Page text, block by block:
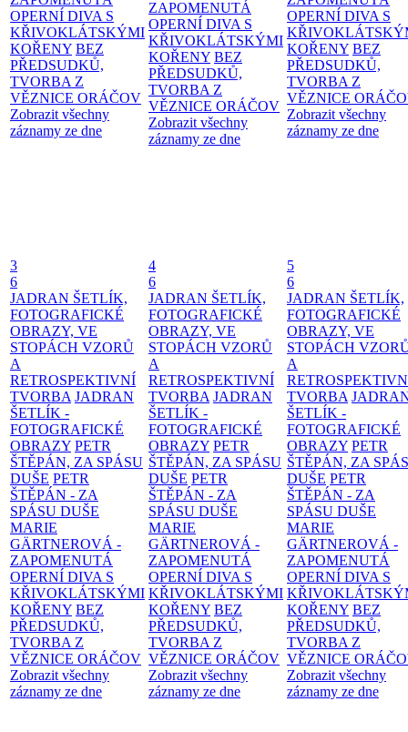
OPERNÍ DIVA S
KŘIVOKLÁTSKÝMI
KOŘENY BEZ
PŘEDSUDKŮ,
TVORBA Z
VĚZNICE ORÁČOV
Zobrazit všechny
záznamy ze dne
ZAPOMENUTÁ
OPERNÍ DIVA S
KŘIVOKLÁTSKÝMI
KOŘENY BEZ
PŘEDSUDKŮ,
TVORBA Z
VĚZNICE ORÁČOV
Zobrazit všechny
záznamy ze dne
OPERNÍ DIVA S
KOŘENY BEZ
PŘEDSUDKŮ,
TVORBA Z
VĚZNICE
Zobrazit všechny
záznamy ze dne
3
6
JADRAN ŠETLÍK,
FOTOGRAFICKÉ
OBRAZY, VE
STOPÁCH VZORŮ
A
RETROSPEKTIVNÍ
TVORBA JADRAN
ŠETLÍK -
FOTOGRAFICKÉ
OBRAZY PETR
ŠTĚPÁN, ZA SPÁSU
DUŠE PETR
ŠTĚPÁN - ZA
SPÁSU DUŠE
MARIE
GÄRTNEROVÁ -
ZAPOMENUTÁ
OPERNÍ DIVA S
KŘIVOKLÁTSKÝMI
KOŘENY BEZ
PŘEDSUDKŮ,
TVORBA Z
VĚZNICE ORÁČOV
Zobrazit všechny
záznamy ze dne
4
6
JADRAN ŠETLÍK,
FOTOGRAFICKÉ
OBRAZY, VE
STOPÁCH VZORŮ
A
RETROSPEKTIVNÍ
TVORBA JADRAN
ŠETLÍK -
FOTOGRAFICKÉ
OBRAZY PETR
ŠTĚPÁN, ZA SPÁSU
DUŠE PETR
ŠTĚPÁN - ZA
SPÁSU DUŠE
MARIE
GÄRTNEROVÁ -
ZAPOMENUTÁ
OPERNÍ DIVA S
KŘIVOKLÁTSKÝMI
KOŘENY BEZ
PŘEDSUDKŮ,
TVORBA Z
VĚZNICE ORÁČOV
Zobrazit všechny
záznamy ze dne
5
6
JADRAN ŠETLÍK,
FOTOGRAFICKÉ
OBRAZY, VE
STOPÁCH
A
TVORBA
ŠETLÍK -
FOTOGRAFICKÉ
OBRAZY PETR
ŠTĚPÁN, ZA
DUŠE PETR
ŠTĚPÁN - ZA
SPÁSU DUŠE
MARIE
GÄRTNEROVÁ -
ZAPOMENUTÁ
OPERNÍ DIVA S
KOŘENY BEZ
PŘEDSUDKŮ,
TVORBA Z
VĚZNICE
Zobrazit všechny
záznamy ze dne